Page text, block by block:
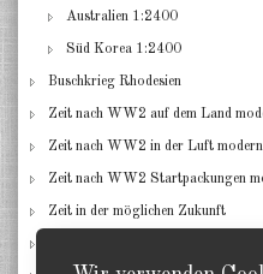
Australien 1:2400
Süd Korea 1:2400
Buschkrieg Rhodesien
Zeit nach WW2 auf dem Land
Zeit nach WW2 in der Luft modern
Zeit nach WW2 Startpackungen
Zeit in der möglichen Zukunft